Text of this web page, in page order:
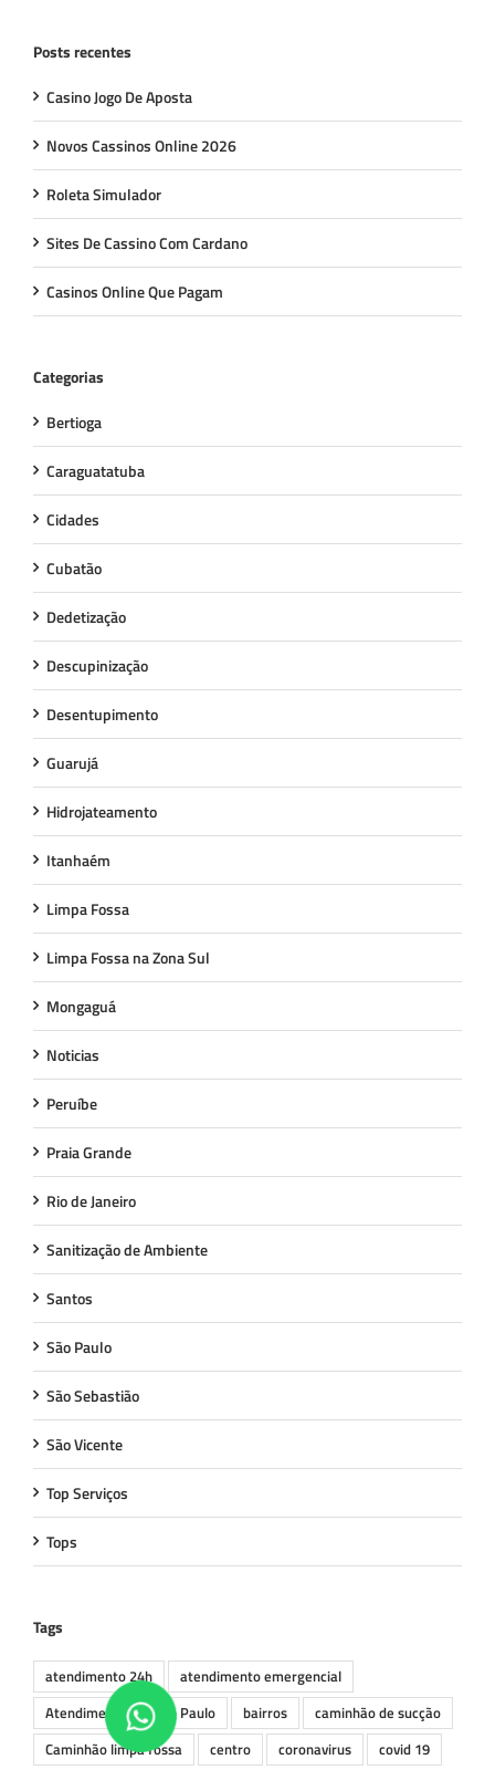
Posts recentes
Casino Jogo De Aposta
Novos Cassinos Online 2026
Roleta Simulador
Sites De Cassino Com Cardano
Casinos Online Que Pagam
Categorias
Bertioga
Caraguatatuba
Cidades
Cubatão
Dedetização
Descupinização
Desentupimento
Guarujá
Hidrojateamento
Itanhaém
Limpa Fossa
Limpa Fossa na Zona Sul
Mongaguá
Noticias
Peruíbe
Praia Grande
Rio de Janeiro
Sanitização de Ambiente
Santos
São Paulo
São Sebastião
São Vicente
Top Serviços
Tops
Tags
atendimento 24h
atendimento emergencial
Atendimento em São Paulo
bairros
caminhão de sucção
Caminhão limpa fossa
centro coronavirus covid 19